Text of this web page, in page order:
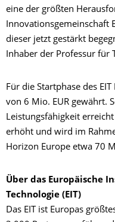
eine der größten
Innovationsgemeinschaft
dieser jetzt gestärkt
Inhaber der Professur für
Für die Startphase des
von 6 Mio. EUR gewährt.
Leistungsfähigkeit
erhöht und wird im
Horizon Europe etwa 70
Über das Europäische
Technologie (EIT)
Das EIT ist Europas